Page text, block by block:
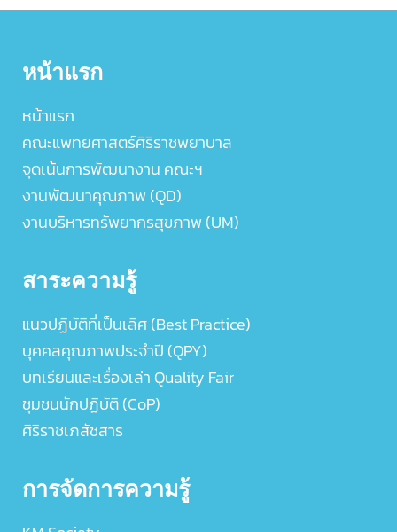
หน้าแรก
หน้าแรก
คณะแพทยศาสตร์ศิริราชพยาบาล
จุดเน้นการพัฒนางาน คณะฯ
งานพัฒนาคุณภาพ (QD)
งานบริหารทรัพยากรสุขภาพ (UM)
สาระความรู้
แนวปฏิบัติที่เป็นเลิศ (Best Practice)
บุคคลคุณภาพประจำปี (QPY)
บทเรียนและเรื่องเล่า Quality Fair
ชุมชนนักปฏิบัติ (CoP)
ศิริราชเภสัชสาร
การจัดการความรู้